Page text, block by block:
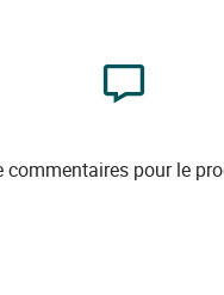
commentaires pour le